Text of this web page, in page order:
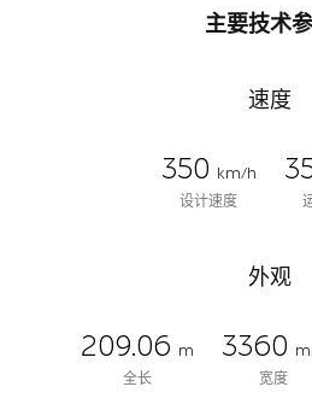
主要技术
速度
350
km/h
设计速度
外观
209.06 m
全长
3360
宽度